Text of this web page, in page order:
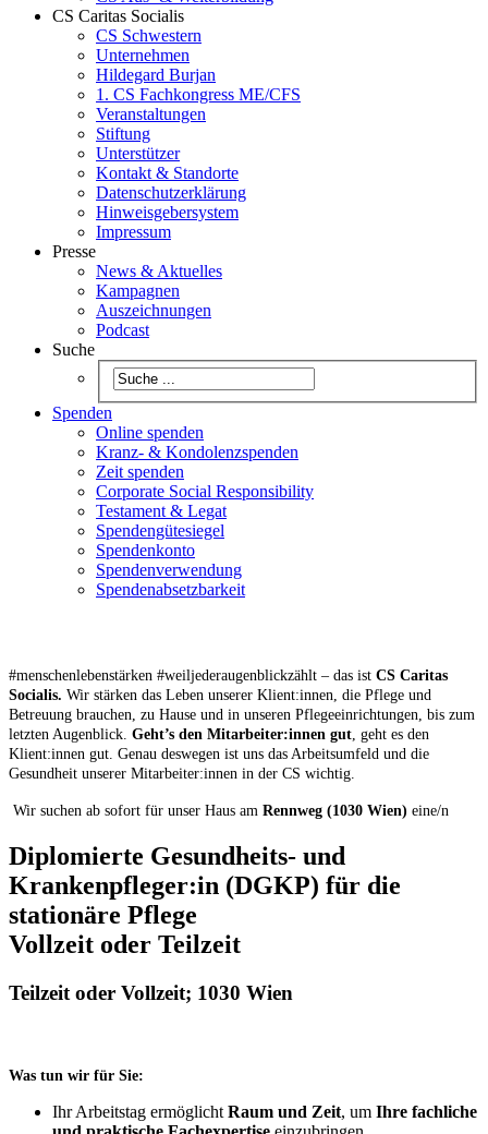
CS Caritas Socialis
CS Schwestern
Unternehmen
Hildegard Burjan
1. CS Fachkongress ME/CFS
Veranstaltungen
Stiftung
Unterstützer
Kontakt & Standorte
Datenschutzerklärung
Hinweisgebersystem
Impressum
Presse
News & Aktuelles
Kampagnen
Auszeichnungen
Podcast
Suche
Spenden
Online spenden
Kranz- & Kondolenzspenden
Zeit spenden
Corporate Social Responsibility
Testament & Legat
Spendengütesiegel
Spendenkonto
Spendenverwendung
Spendenabsetzbarkeit
#menschenlebenstärken #weiljederaugenblickzählt – das ist CS Caritas
Socialis. Wir stärken das Leben unserer Klient:innen, die Pflege und
Betreuung brauchen, zu Hause und in unseren Pflegeeinrichtungen, bis zum
letzten Augenblick. Geht’s den Mitarbeiter:innen gut, geht es den
Klient:innen gut. Genau deswegen ist uns das Arbeitsumfeld und die
Gesundheit unserer Mitarbeiter:innen in der CS wichtig.
Wir suchen ab sofort für unser Haus am Rennweg (1030 Wien) eine/n
Diplomierte Gesundheits- und
Krankenpfleger:in (DGKP) für die
stationäre Pflege
Vollzeit oder Teilzeit
Teilzeit oder Vollzeit; 1030 Wien
Was tun wir für Sie:
Ihr Arbeitstag ermöglicht Raum und Zeit, um Ihre fachliche